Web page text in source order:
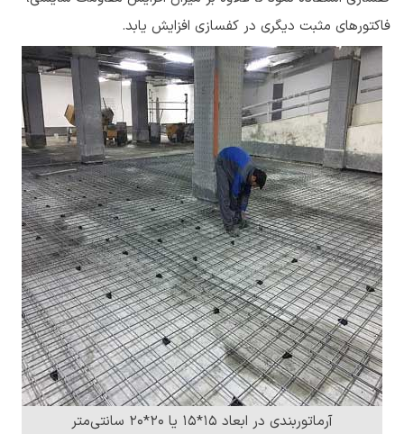
فاکتورهای مثبت دیگری در کفسازی افزایش یابد.
آرماتوربندی در ابعاد 15*15 یا 20*20 سانتی‌متر